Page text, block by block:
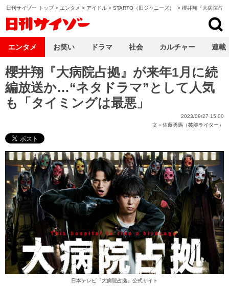
日刊サイゾー トップ> エンタメ > アイドル > STARTO（旧ジャニーズ） > 櫻井翔『大病院占
櫻井翔『大病院占拠』が来年1月に続
編放送か…“ネタドラマ”として人気
も「タイミングは最悪」
2023/09/27 15:00
文＝佐藤勇馬（芸能ライター）
日本テレビ 『大病院占拠』公式サイト
エンタメ お笑い ドラマ 社会 カルチャー 連載